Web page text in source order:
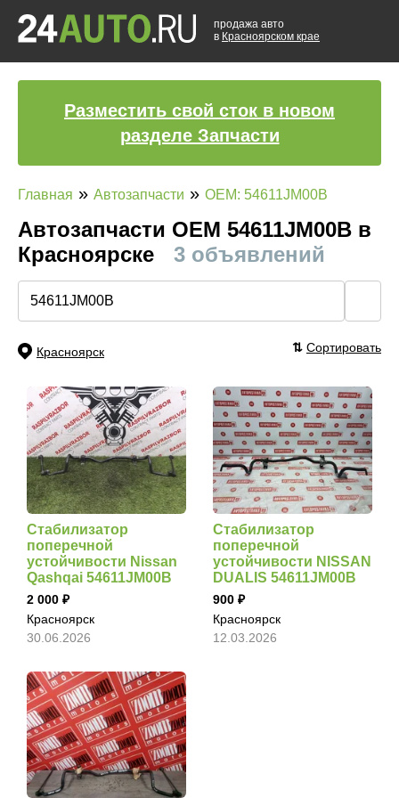
продажа авто
в Красноярском крае
Разместить свой сток в новом
разделе Запчасти
Главная » Автозапчасти » OEM: 54611JM00B
Автозапчасти ОЕМ 54611JM00B в
Красноярске
3 объявлений
Красноярск ⇅ Сортировать
Стабилизатор
поперечной
устойчивости Nissan
Qashqai 54611JM00B
2 000
Красноярск
30.06.2026
Стабилизатор
поперечной
устойчивости NISSAN
DUALIS 54611JM00B
900
Красноярск
12.03.2026